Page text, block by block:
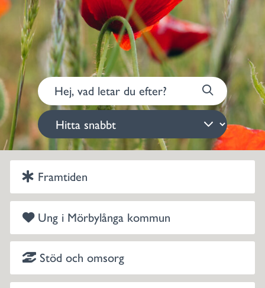
Framtiden
Ung i Mörbylånga kommun
Stöd och omsorg